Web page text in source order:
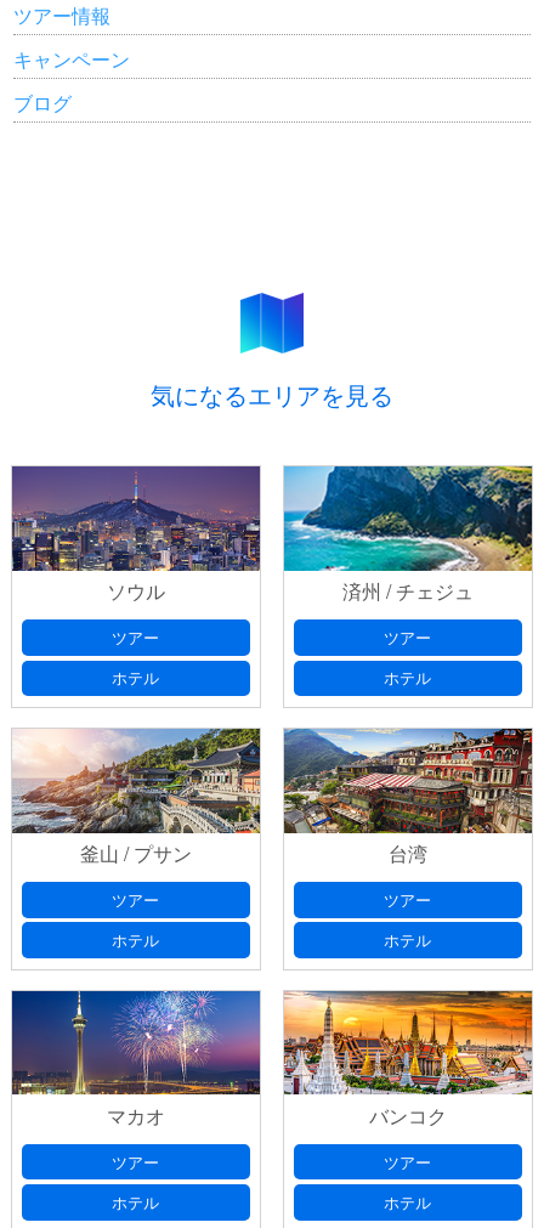
ツアー情報
キャンペーン
ブログ
気になるエリアを見る
ソウル
ツアー
ホテル
済州 / チェジュ
ツアー
ホテル
釜山 / プサン
ツアー
ホテル
台湾
ツアー
ホテル
マカオ
ツアー
ホテル
バンコク
ツアー
ホテル